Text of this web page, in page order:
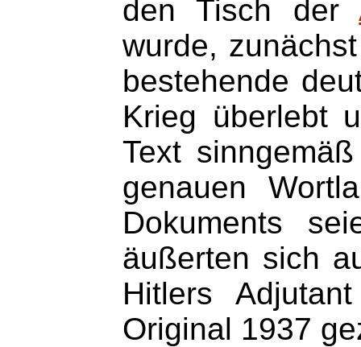
den Tisch der
wurde,
bestehende
Krieg überlebt
Text
genauen
Dokuments
äußerten sich
Hitlers
Original 1937